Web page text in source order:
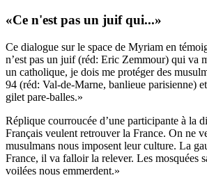
«Ce n'est pas un juif qui...»
Ce dialogue sur le space de Myriam en
n’est pas un juif (réd: Eric Zemmour) qui va
un catholique, je dois me protéger des
94 (réd: Val-de-Marne, banlieue parisienne)
gilet pare-balles.»
Réplique courroucée d’une participante à la
Français veulent retrouver la France. On ne
musulmans nous imposent leur culture. La
France, il va falloir la relever. Les mosquées
voilées nous emmerdent.»